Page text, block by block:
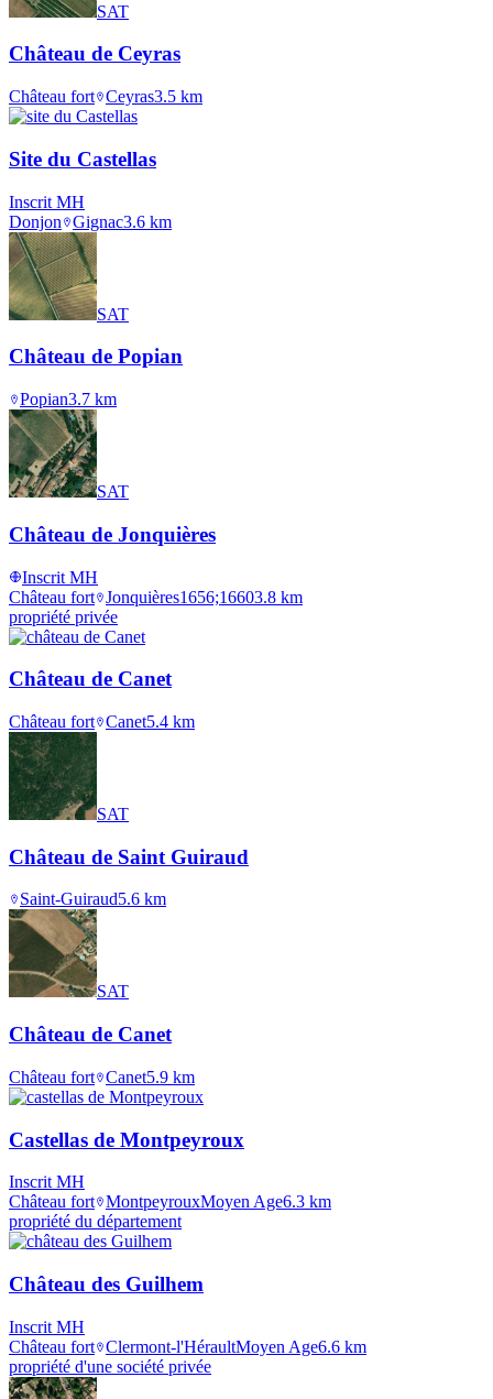
SAT
Château de Ceyras
Château fort Ceyras3.5 km
Site du Castellas
Inscrit MH
Donjon
Gignac3.6 km
SAT
Château de Popian
Popian3.7 km
SAT
Château de Jonquières
Inscrit MH
Château fort Jonquières1656;16603.8 km
propriété privée
Château de Canet
Château fort Canet5.4 km
SAT
Château de Saint Guiraud
Saint-Guiraud5.6 km
SAT
Château de Canet
Château fort Canet5.9 km
Castellas de Montpeyroux
Inscrit MH
Château fort MontpeyrouxMoyen Age6.3 km
propriété du département
Château des Guilhem
Inscrit MH
Château fort Clermont-l'HéraultMoyen Age6.6 km
propriété d'une société privée